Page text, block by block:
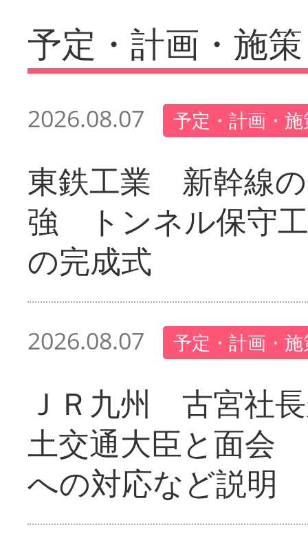
予定・計画・施策
2026.08.07 予定・計画・
東鉄工業 新幹線
強 トンネル保守
の完成式
2026.08.07 予定・計画・
ＪＲ九州 古宮社
土交通大臣と面会
への対応など説明